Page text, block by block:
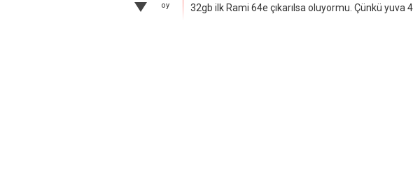
oy
32gb ilk Rami 64e çıkarılsa oluyormu. Çünkü yuva